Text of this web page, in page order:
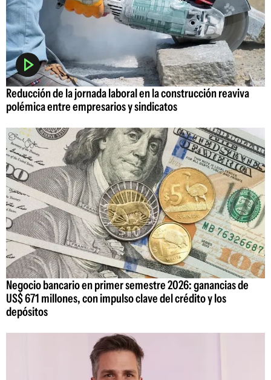
Reducción de la jornada laboral en la construcción reaviva
polémica entre empresarios y sindicatos
Negocio bancario en primer semestre 2026: ganancias de
US$ 671 millones, con impulso clave del crédito y los
depósitos